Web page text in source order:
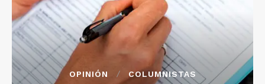
OPINIÓN COLUMNISTAS